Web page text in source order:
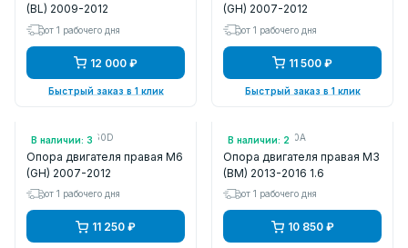
(BL) 2009-2012
от 1 рабочего дня
12 000 ₽
Быстрый заказ в 1 клик
(GH) 2007-2012
от 1 рабочего дня
11 500 ₽
Быстрый заказ в 1 клик
В наличии: 3
Арт.: GS2P39060D
Опора двигателя правая M6
(GH) 2007-2012
от 1 рабочего дня
11 250 ₽
В наличии: 2
Арт.: B71539060A
Опора двигателя правая M3
(BM) 2013-2016 1.6
от 1 рабочего дня
10 850 ₽